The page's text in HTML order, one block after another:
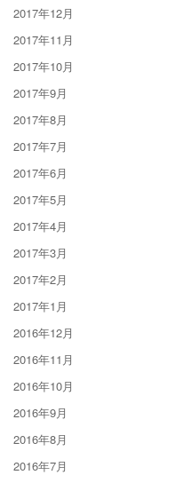
2017年12月
2017年11月
2017年10月
2017年9月
2017年8月
2017年7月
2017年6月
2017年5月
2017年4月
2017年3月
2017年2月
2017年1月
2016年12月
2016年11月
2016年10月
2016年9月
2016年8月
2016年7月